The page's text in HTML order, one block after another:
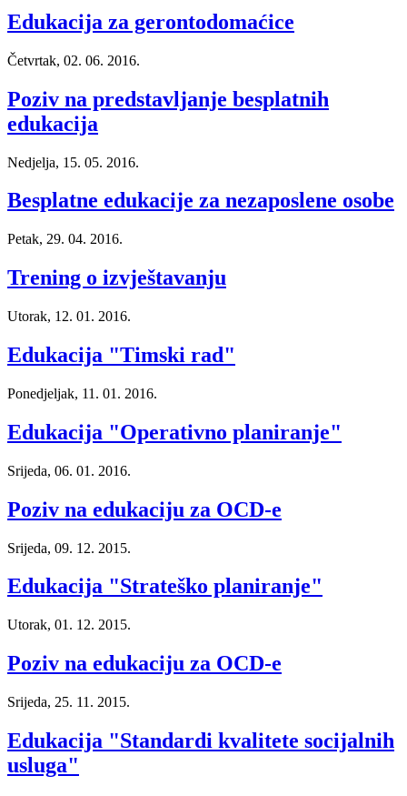
Edukacija za gerontodomaćice
Četvrtak, 02. 06. 2016.
Poziv na predstavljanje besplatnih
edukacija
Nedjelja, 15. 05. 2016.
Besplatne edukacije za nezaposlene osobe
Petak, 29. 04. 2016.
Trening o izvještavanju
Utorak, 12. 01. 2016.
Edukacija "Timski rad"
Ponedjeljak, 11. 01. 2016.
Edukacija "Operativno planiranje"
Srijeda, 06. 01. 2016.
Poziv na edukaciju za OCD-e
Srijeda, 09. 12. 2015.
Edukacija "Strateško planiranje"
Utorak, 01. 12. 2015.
Poziv na edukaciju za OCD-e
Srijeda, 25. 11. 2015.
Edukacija "Standardi kvalitete socijalnih
usluga"